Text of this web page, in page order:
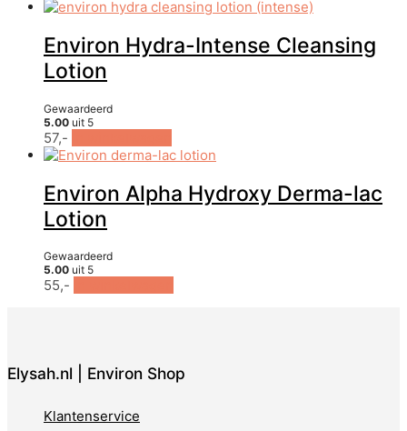
Environ Hydra-Intense Cleansing
Lotion
Gewaardeerd
5.00 uit 5
57,-
Environ Alpha Hydroxy Derma-lac
Lotion
Gewaardeerd
5.00 uit 5
55,-
Elysah.nl | Environ Shop
Klantenservice